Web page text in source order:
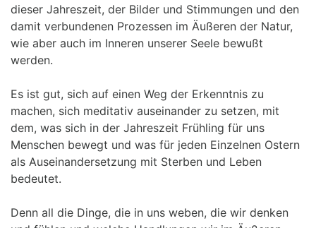
dieser Jahreszeit, der Bilder und Stimmungen und den
damit verbundenen Prozessen im Äußeren der Natur,
wie aber auch im Inneren unserer Seele bewußt
werden.
Es ist gut, sich auf einen Weg der Erkenntnis zu
machen, sich meditativ auseinander zu setzen, mit
dem, was sich in der Jahreszeit Frühling für uns
Menschen bewegt und was für jeden Einzelnen Ostern
als Auseinandersetzung mit Sterben und Leben
bedeutet.
Denn all die Dinge, die in uns weben, die wir denken